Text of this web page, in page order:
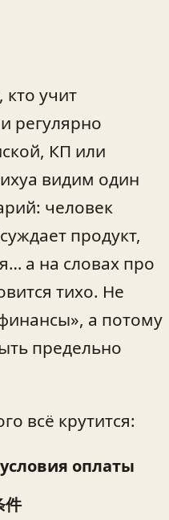
кто учит
регулярно
КП или
видим один
человек
продукт,
а на словах про
тихо. Не
а потому
предельно
всё крутится:
условия оплаты
件